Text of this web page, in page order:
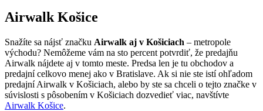
Airwalk Košice
Snažíte sa nájsť značku Airwalk aj v Košiciach – metropole
východu? Nemôžeme vám na sto percent potvrdiť, že predajňu
Airwalk nájdete aj v tomto meste. Predsa len je tu obchodov a
predajní celkovo menej ako v Bratislave. Ak si nie ste istí ohľadom
predajní Airwalk v Košiciach, alebo by ste sa chceli o tejto značke v
súvislosti s pôsobením v Košiciach dozvedieť viac, navštívte
Airwalk Košice.